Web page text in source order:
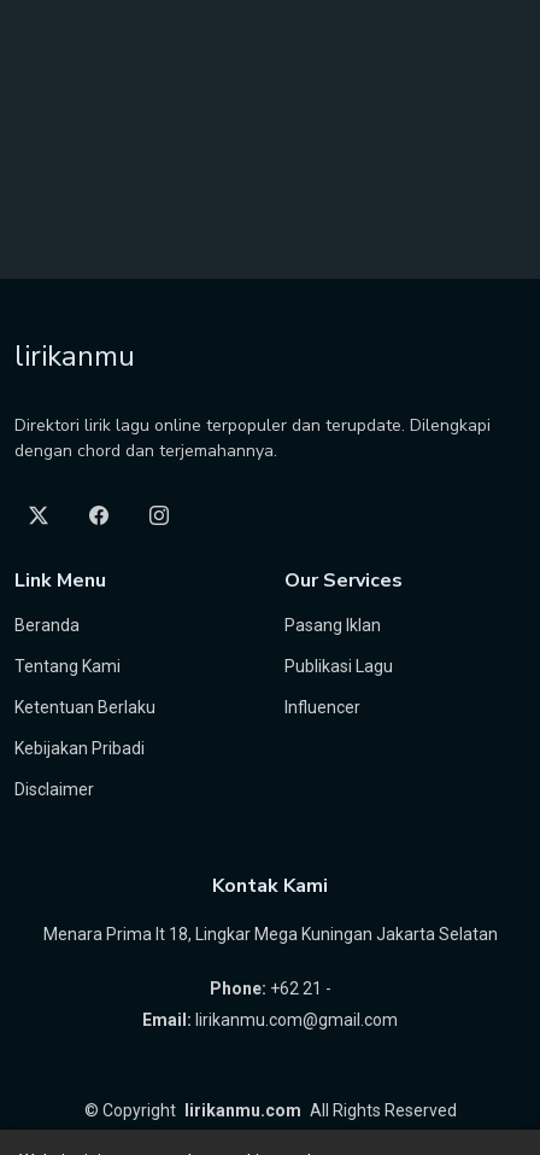
lirikanmu
Direktori lirik lagu online terpopuler dan terupdate. Dilengkapi
dengan chord dan terjemahannya.
Link Menu
Beranda
Tentang Kami
Ketentuan Berlaku
Kebijakan Pribadi
Disclaimer
Our Services
Pasang Iklan
Publikasi Lagu
Influencer
Kontak Kami
Menara Prima lt 18, Lingkar Mega Kuningan Jakarta Selatan
Phone: +62 21 -
Email: lirikanmu.com@gmail.com
© Copyright lirikanmu.com All Rights Reserved